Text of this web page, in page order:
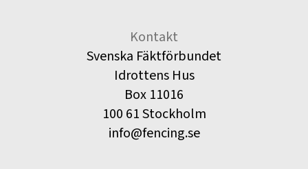
Kontakt
Svenska Fäktförbundet
Idrottens Hus
Box 11016
100 61 Stockholm
info@fencing.se